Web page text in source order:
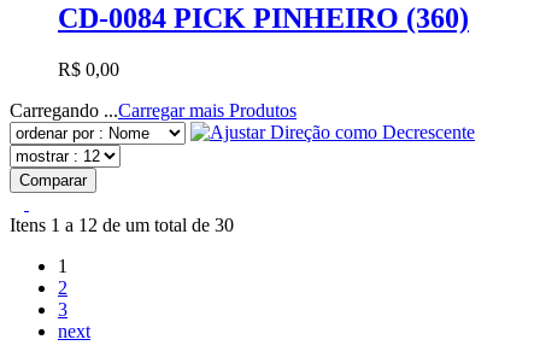
CD-0084 PICK PINHEIRO (360)
R$ 0,00
Carregando ...Carregar mais Produtos
Comparar
Itens 1 a 12 de um total de 30
1
2
3
next